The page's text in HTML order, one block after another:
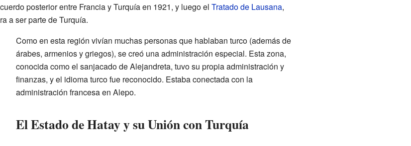
posterior entre Francia y Turquía en 1921, y luego el Tratado de Lausana,
a ser parte de Turquía.
Como en esta región vivían muchas personas que hablaban turco (además de
árabes, armenios y griegos), se creó una administración especial. Esta zona,
conocida como el sanjacado de Alejandreta, tuvo su propia administración y
finanzas, y el idioma turco fue reconocido. Estaba conectada con la
administración francesa en Alepo.
El Estado de Hatay y su Unión con Turquía